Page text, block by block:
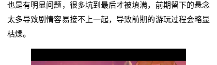
也是有明显问题，很多坑到最后才被填满，前期留下的悬念
太多导致剧情容易接不上一起，导致前期的游玩过程会略显
枯燥。